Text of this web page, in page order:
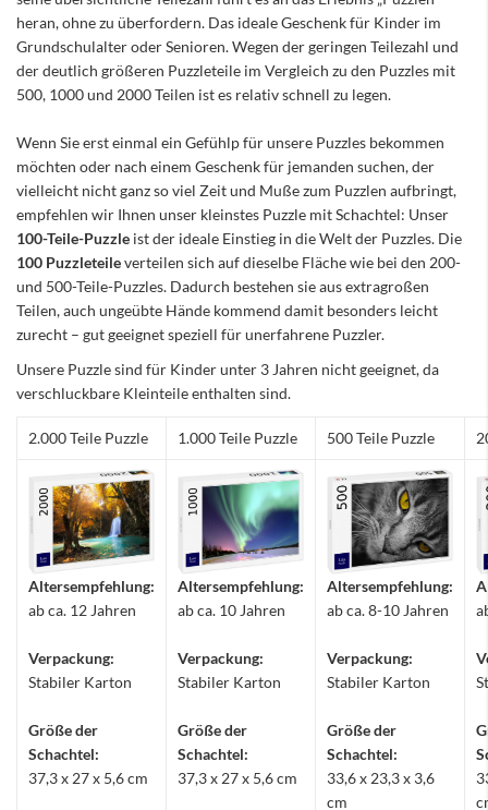
heran, ohne zu überfordern. Das ideale Geschenk für Kinder im
Grundschulalter oder Senioren. Wegen der geringen Teilezahl und
der deutlich größeren Puzzleteile im Vergleich zu den Puzzles mit
500, 1000 und 2000 Teilen ist es relativ schnell zu legen.
Wenn Sie erst einmal ein Gefühlp für unsere Puzzles bekommen
möchten oder nach einem Geschenk für jemanden suchen, der
vielleicht nicht ganz so viel Zeit und Muße zum Puzzlen aufbringt,
empfehlen wir Ihnen unser kleinstes Puzzle mit Schachtel: Unser
100-Teile-Puzzle ist der ideale Einstieg in die Welt der Puzzles. Die
100 Puzzleteileverteilen sich auf dieselbe Fläche wie bei den 200-
und 500-Teile-Puzzles. Dadurch bestehen sie aus extragroßen
Teilen, auch ungeübte Hände kommend damit besonders leicht
zurecht – gut geeignet speziell für unerfahrene Puzzler.
Unsere Puzzle sind für Kinder unter 3 Jahren nicht geeignet, da
verschluckbare Kleinteile enthalten sind.
2.000 Teile Puzzle 1.000 Teile Puzzle 500 Teile Puzzle
Altersempfehlung:
ab ca. 12 Jahren
Verpackung:
Stabiler Karton
Größe der
Schachtel:
37,3 x 27 x 5,6 cm
Altersempfehlung:
ab ca. 10 Jahren
Verpackung:
Stabiler Karton
Größe der
Schachtel:
37,3 x 27 x 5,6 cm
Altersempfehlung:
ab ca. 8-10 Jahren
Verpackung:
Stabiler Karton
Größe der
Schachtel:
33,6 x 23,3 x 3,6
cm